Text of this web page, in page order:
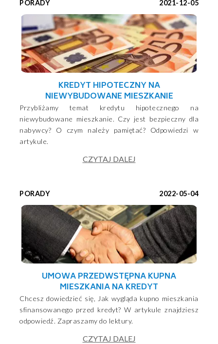
PORADY 2021-12-05
KREDYT HIPOTECZNY NA
NIEWYBUDOWANE MIESZKANIE
Przybliżamy temat kredytu hipotecznego na
niewybudowane mieszkanie. Czy jest bezpieczny dla
nabywcy? O czym należy pamiętać? Odpowiedzi w
artykule.
CZYTAJ DALEJ
PORADY 2022-05-04
UMOWA PRZEDWSTĘPNA KUPNA
MIESZKANIA NA KREDYT
Chcesz dowiedzieć się, Jak wygląda kupno mieszkania
sfinansowanego przed kredyt? W artykule znajdziesz
odpowiedź. Zapraszamy do lektury.
CZYTAJ DALEJ